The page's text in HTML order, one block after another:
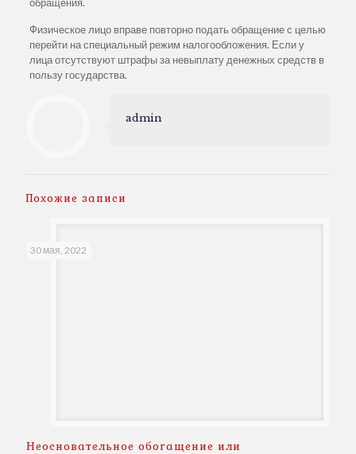
Физическое лицо вправе повторно подать обращение с целью
перейти на специальный режим налогообложения. Если у
лица отсутствуют штрафы за невыплату денежных средств в
пользу государства.
admin
Похожие записи
30 мая, 2022
Неосновательное обогащение или